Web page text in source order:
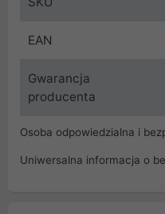
EAN
Gwarancja
producenta
Osoba odpowiedzialna i
Uniwersalna informacja o